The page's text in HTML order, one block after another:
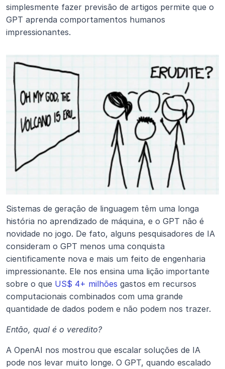
simplesmente fazer previsão de artigos permite que o
GPT aprenda comportamentos humanos
impressionantes.
Sistemas de geração de linguagem têm uma longa
história no aprendizado de máquina, e o GPT não é
novidade no jogo. De fato, alguns pesquisadores de IA
consideram o GPT menos uma conquista
cientificamente nova e mais um feito de engenharia
impressionante. Ele nos ensina uma lição importante
sobre o que US$ 4+ milhões gastos em recursos
computacionais combinados com uma grande
quantidade de dados podem e não podem nos trazer.
Então, qual é o veredito?
A OpenAI nos mostrou que escalar soluções de IA
pode nos levar muito longe. O GPT, quando escalado